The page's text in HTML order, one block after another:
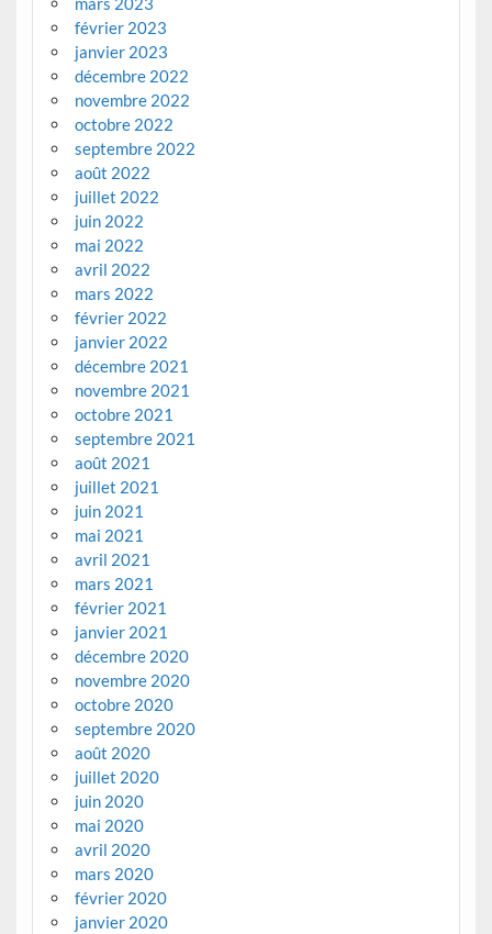
février 2023
janvier 2023
décembre 2022
novembre 2022
octobre 2022
septembre 2022
août 2022
juillet 2022
juin 2022
mai 2022
avril 2022
mars 2022
février 2022
janvier 2022
décembre 2021
novembre 2021
octobre 2021
septembre 2021
août 2021
juillet 2021
juin 2021
mai 2021
avril 2021
mars 2021
février 2021
janvier 2021
décembre 2020
novembre 2020
octobre 2020
septembre 2020
août 2020
juillet 2020
juin 2020
mai 2020
avril 2020
mars 2020
février 2020
janvier 2020